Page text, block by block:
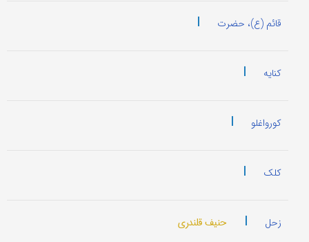
قائم (ع)، حضرت |
کنایه |
کورواغلو |
کلک |
زحل | حنیف قلندری